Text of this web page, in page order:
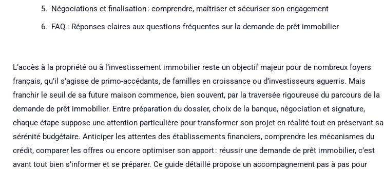
Négociations et finalisation : comprendre, maîtriser et sécuriser son engagement
FAQ : Réponses claires aux questions fréquentes sur la demande de prêt immobilier
L’accès à la propriété ou à l’investissement immobilier reste un objectif majeur pour de nombreux foyers
français, qu’il s’agisse de primo-accédants, de familles en croissance ou d’investisseurs aguerris. Mais
franchir le seuil de sa future maison commence, bien souvent, par la traversée rigoureuse du parcours de la
demande de prêt immobilier. Entre préparation du dossier, choix de la banque, négociation et signature,
chaque étape suppose une attention particulière pour transformer son projet en réalité tout en préservant sa
sérénité budgétaire. Anticiper les attentes des établissements financiers, comprendre les mécanismes du
crédit, comparer les offres ou encore optimiser son apport : réussir une demande de prêt immobilier, c’est
avant tout bien s’informer et se préparer. Ce guide détaillé propose un accompagnement pas à pas pour